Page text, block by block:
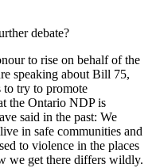
debate?
to rise on behalf of the
speaking about Bill 75,
to try to promote
the Ontario NDP is
said in the past: We
in safe communities and
to violence in the places
we get there differs wildly.